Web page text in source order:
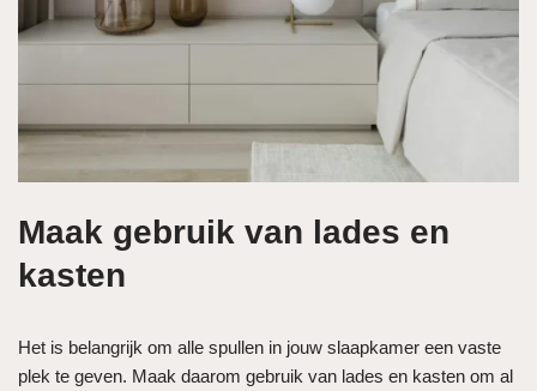
Maak gebruik van lades en
kasten
Het is belangrijk om alle spullen in jouw slaapkamer een vaste
plek te geven. Maak daarom gebruik van lades en kasten om al